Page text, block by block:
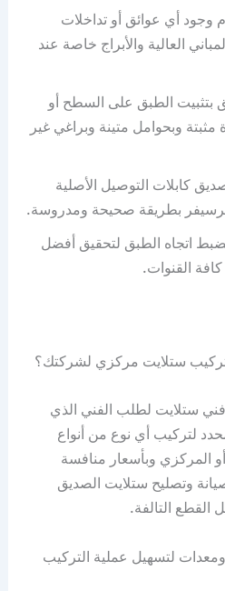
وجود أي عوائق أو تداخلات
العالية والأبراج خاصة عند
بتثبيت الطبق على السطح أو
وبحوامل متينة وبراغي غير
كابلات التوصيل الأصلية
بطريقة صحيحة ومدروسة.
اتجاه الطبق لتحقيق أفضل
القنوات.
ستلايت مركزي لشركتك؟
ستلايت لطلب الفني الذي
لتركيب أي نوع من أنواع
المركزي وبأسعار منافسة
وتصليح ستلايت الصديق
القطع التالفة.
لتسهيل عملية التركيب